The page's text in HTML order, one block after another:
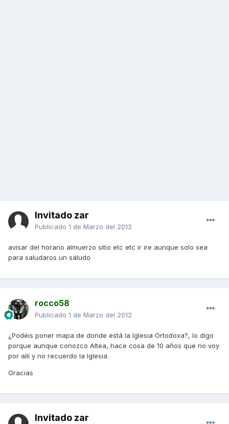
Invitado zar
Publicado 1 de Marzo del 2012
avisar del horario almuerzo sitio etc etc ir ire aunque solo sea
para saludaros un saludo
rocco58
Publicado 1 de Marzo del 2012
¿Podéis poner mapa de donde está la Iglesia Ortodoxa?, lo digo
porque aunque conozco Altea, hace cosa de 10 años que no voy
por allí y no recuerdo la Iglesia.
Gracias
Invitado zar